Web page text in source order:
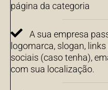
página da categoria
A sua empresa
logomarca, slogan,
sociais (caso tenha),
com sua localização.